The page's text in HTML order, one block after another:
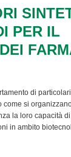
PER IL
di
si
la loro capacità
in ambito